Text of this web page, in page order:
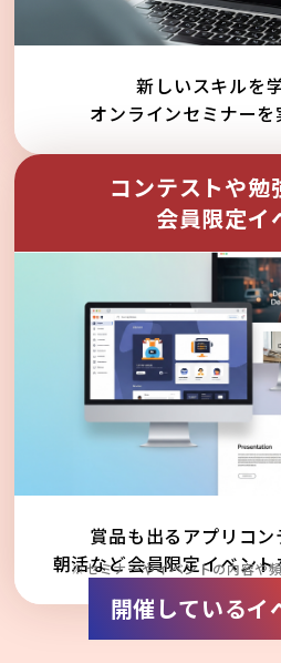
新しいスキルを
オンラインセミナー
コンテストや勉
会員限定イ
賞品も出るアプリコ
朝活など会員限定イベン
※セミナーやイベントの内容や
開催しているイ